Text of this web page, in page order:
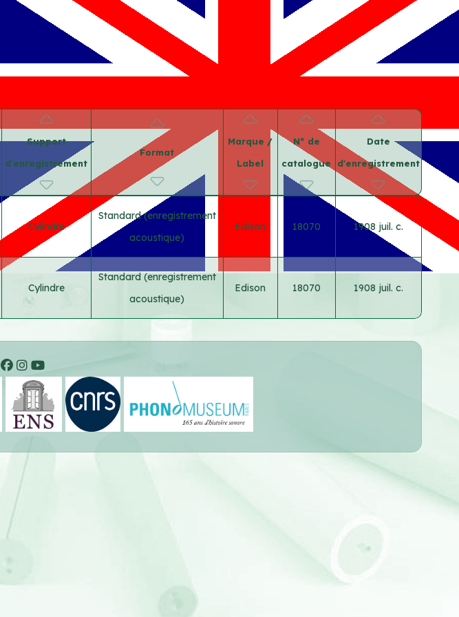
Support
d'enregistrement
Format
Marque /
Label
N° de
catalogue
Date
d'enregistrement
Cylindre
Standard (enregistrement
acoustique)
Edison 18070 1908 juil. c.
Cylindre
Standard (enregistrement
acoustique)
Edison 18070 1908 juil. c.